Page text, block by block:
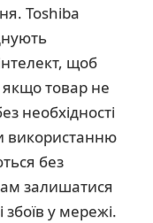
Toshiba
щоб
якщо товар не
необхідності
використанню
без
залишатися
у мережі.